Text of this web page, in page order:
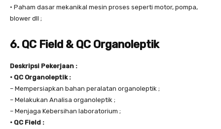
• Paham dasar mekanikal mesin proses seperti motor, pompa,
blower dll ;
6. QC Field & QC Organoleptik
Deskripsi Pekerjaan :
• QC Organoleptik :
– Mempersiapkan bahan peralatan organoleptik ;
– Melakukan Analisa organoleptik ;
– Menjaga Kebersihan laboratorium ;
• QC Field :